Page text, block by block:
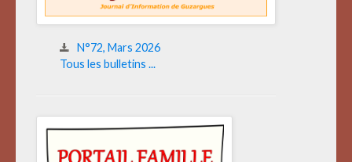
N°72, Mars 2026
Tous les bulletins ...